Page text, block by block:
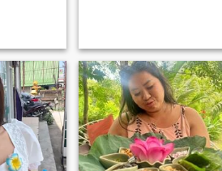
sind, in dem wir wachsen
und genießen können, was
das Leben zu bieten hat,
dann sind Sie hier genau
richtig. Lass uns reden und
sehen, wohin es uns führt!